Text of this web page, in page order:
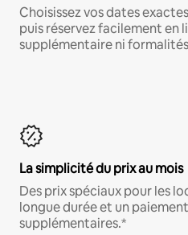
Choisissez vos dates
puis réservez facilement en
supplémentaire ni
La simplicité du prix au mois
Des prix spéciaux pour les
longue durée et un
supplémentaires.*